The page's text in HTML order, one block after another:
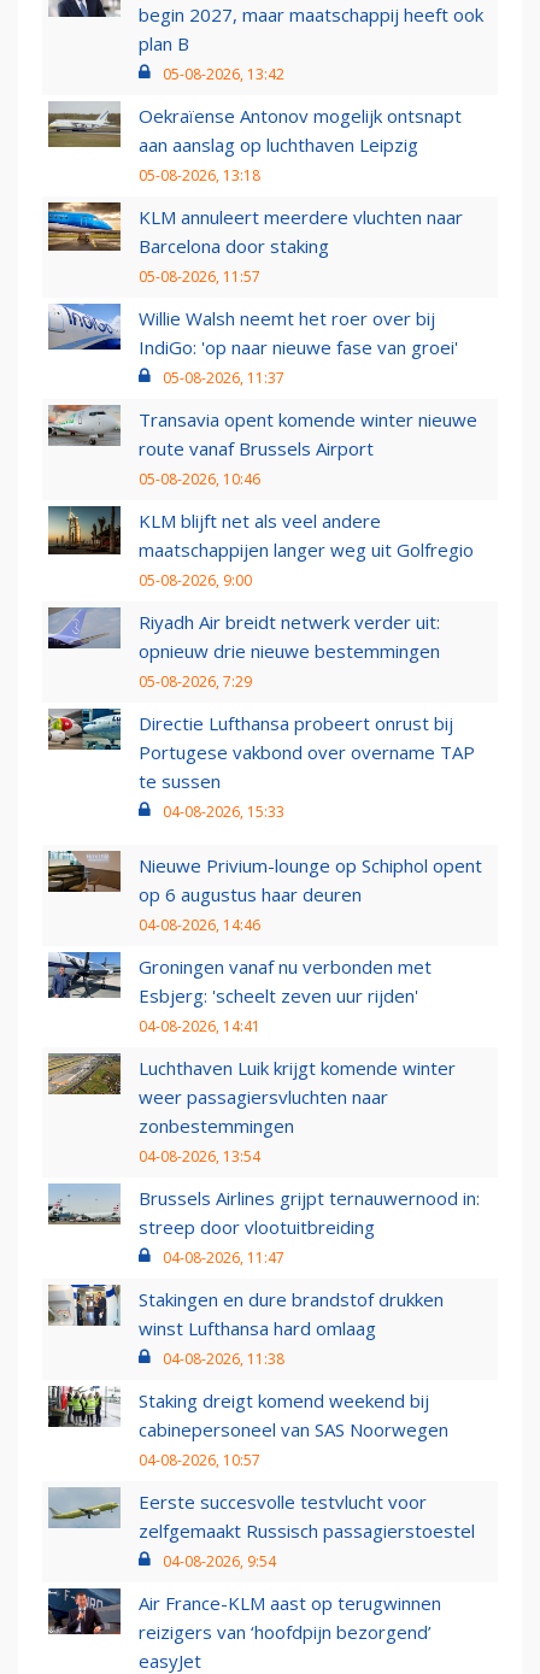
begin 2027, maar maatschappij heeft ook
plan B
05-08-2026, 13:42
Oekraïense Antonov mogelijk ontsnapt
aan aanslag op luchthaven Leipzig
05-08-2026, 13:18
KLM annuleert meerdere vluchten naar
Barcelona door staking
05-08-2026, 11:57
Willie Walsh neemt het roer over bij
IndiGo: 'op naar nieuwe fase van groei'
05-08-2026, 11:37
Transavia opent komende winter nieuwe
route vanaf Brussels Airport
05-08-2026, 10:46
KLM blijft net als veel andere
maatschappijen langer weg uit Golfregio
05-08-2026, 9:00
Riyadh Air breidt netwerk verder uit:
opnieuw drie nieuwe bestemmingen
05-08-2026, 7:29
Directie Lufthansa probeert onrust bij
Portugese vakbond over overname TAP
te sussen
04-08-2026, 15:33
Nieuwe Privium-lounge op Schiphol opent
op 6 augustus haar deuren
04-08-2026, 14:46
Groningen vanaf nu verbonden met
Esbjerg: 'scheelt zeven uur rijden'
04-08-2026, 14:41
Luchthaven Luik krijgt komende winter
weer passagiersvluchten naar
zonbestemmingen
04-08-2026, 13:54
Brussels Airlines grijpt ternauwernood in:
streep door vlootuitbreiding
04-08-2026, 11:47
Stakingen en dure brandstof drukken
winst Lufthansa hard omlaag
04-08-2026, 11:38
Staking dreigt komend weekend bij
cabinepersoneel van SAS Noorwegen
04-08-2026, 10:57
Eerste succesvolle testvlucht voor
zelfgemaakt Russisch passagierstoestel
04-08-2026, 9:54
Air France-KLM aast op terugwinnen
reizigers van ‘hoofdpijn bezorgend’
easyJet